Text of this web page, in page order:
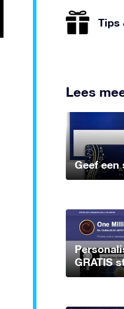
Tips
Lees
Geef
GRATIS